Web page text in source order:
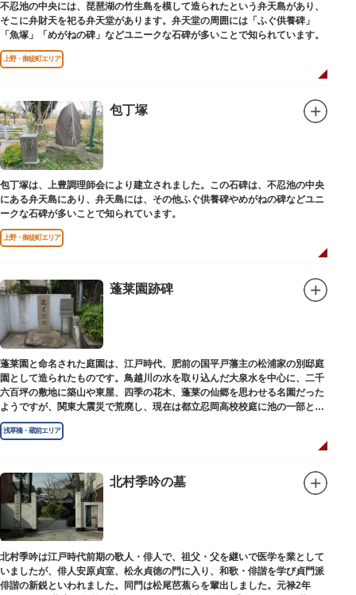
不忍池の中央には、琵琶湖の竹生島を模して造られたという弁天島があり、
そこに弁財天を祀る弁天堂があります。弁天堂の周囲には「ふぐ供養碑」
「魚塚」「めがねの碑」などユニークな石碑が多いことで知られています。
上野・御徒町エリア
包丁塚
包丁塚は、上豊調理師会により建立されました。この石碑は、不忍池の中央
にある弁天島にあり、弁天島には、その他ふぐ供養碑やめがねの碑などユニ
ークな石碑が多いことで知られています。
上野・御徒町エリア
蓬莱園跡碑
蓬莱園と命名された庭園は、江戸時代、肥前の国平戸藩主の松浦家の別邸庭
園として造られたものです。鳥越川の水を取り込んだ大泉水を中心に、二千
六百坪の敷地に築山や東屋、四季の花木、蓬莱の仙郷を思わせる名園だった
ようですが、関東大震災で荒廃し、現在は都立忍岡高校校庭に池の一部と都
指定の天然記念物の大イチョウを残すのみです。
浅草橋・蔵前エリア
北村季吟の墓
北村季吟は江戸時代前期の歌人・俳人で、祖父・父を継いで医学を業として
いましたが、俳人安原貞室、松永貞徳の門に入り、和歌・俳諧を学び貞門派
俳諧の新鋭といわれました。同門は松尾芭蕉らを輩出しました。元禄2年